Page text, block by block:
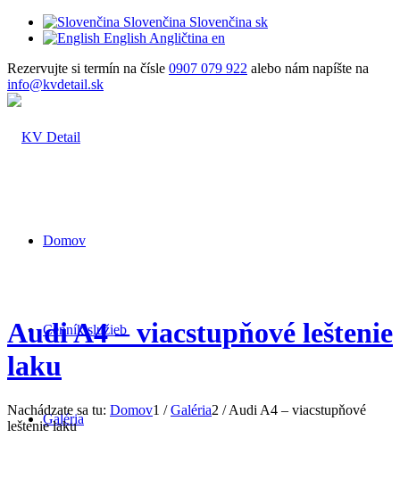
Slovenčina Slovenčina sk
English Angličtina en
Rezervujte si termín na čísle 0907 079 922 alebo nám napíšte na
info@kvdetail.sk
Domov
Cenník služieb
Galéria
Audi A4 – viacstupňové leštenie
laku
Nachádzate sa tu: Domov1 / Galéria2 / Audi A4 – viacstupňové
leštenie laku